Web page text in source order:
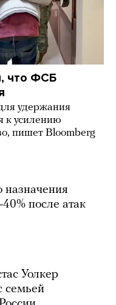
что ФСБ
удержания
к усилению
пишет Bloomberg
назначения
после атак
Уолкер
семьей